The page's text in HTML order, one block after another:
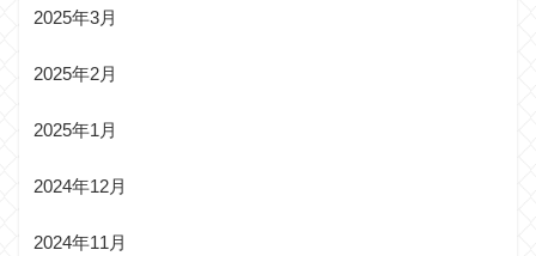
2025年3月
2025年2月
2025年1月
2024年12月
2024年11月